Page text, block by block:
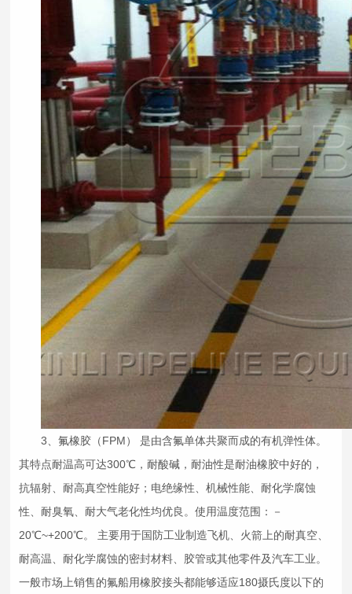
3、氟橡胶（FPM） 是由含氟单体共聚而成的有机弹性体。
其特点耐温高可达300℃，耐酸碱，耐油性是耐油橡胶中好的，
抗辐射、耐高真空性能好；电绝缘性、机械性能、耐化学腐蚀
性、耐臭氧、耐大气老化性均优良。使用温度范围：－
20℃~+200℃。 主要用于国防工业制造飞机、火箭上的耐真空、
耐高温、耐化学腐蚀的密封材料、胶管或其他零件及汽车工业。
一般市场上销售的氟船用橡胶接头都能够适应180摄氏度以下的